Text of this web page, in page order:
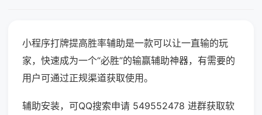
小程序打牌提高胜率辅助是一款可以让一直输的玩
家，快速成为一个“必胜”的输赢辅助神器，有需要的
用户可通过正规渠道获取使用。
辅助安装，可QQ搜索申请 549552478 进群获取软